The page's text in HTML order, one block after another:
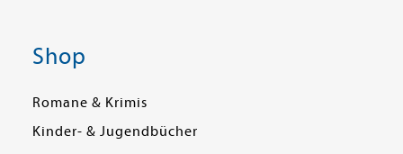
Shop
Romane & Krimis
Kinder- & Jugendbücher